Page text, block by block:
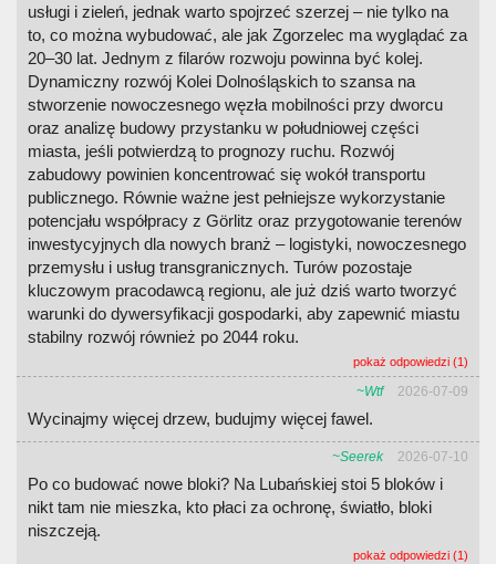
usługi i zieleń, jednak warto spojrzeć szerzej – nie tylko na
to, co można wybudować, ale jak Zgorzelec ma wyglądać za
20–30 lat. Jednym z filarów rozwoju powinna być kolej.
Dynamiczny rozwój Kolei Dolnośląskich to szansa na
stworzenie nowoczesnego węzła mobilności przy dworcu
oraz analizę budowy przystanku w południowej części
miasta, jeśli potwierdzą to prognozy ruchu. Rozwój
zabudowy powinien koncentrować się wokół transportu
publicznego. Równie ważne jest pełniejsze wykorzystanie
potencjału współpracy z Görlitz oraz przygotowanie terenów
inwestycyjnych dla nowych branż – logistyki, nowoczesnego
przemysłu i usług transgranicznych. Turów pozostaje
kluczowym pracodawcą regionu, ale już dziś warto tworzyć
warunki do dywersyfikacji gospodarki, aby zapewnić miastu
stabilny rozwój również po 2044 roku.
pokaż odpowiedzi (1)
~Wtf 2026-07-09
Wycinajmy więcej drzew, budujmy więcej fawel.
~Seerek 2026-07-10
Po co budować nowe bloki? Na Lubańskiej stoi 5 bloków i
nikt tam nie mieszka, kto płaci za ochronę, światło, bloki
niszczeją.
pokaż odpowiedzi (1)